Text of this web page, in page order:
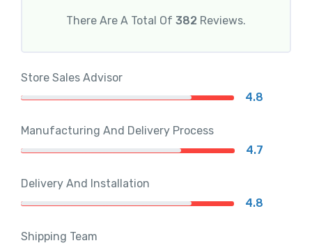
There Are A Total Of 382 Reviews.
Store Sales Advisor
4.8
Manufacturing And Delivery Process
4.7
Delivery And Installation
4.8
Shipping Team